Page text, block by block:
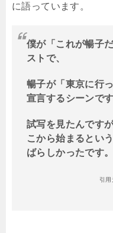
に語っています。
僕が「これが暢子
ストで、
暢子が「東京に行
宣言するシーンです
試写を見たんです
こから始まるとい
ばらしかったです。
引